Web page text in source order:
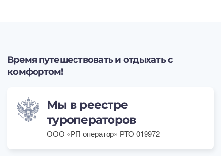
Время путешествовать и отдыхать с
комфортом!
Мы в реестре
туроператоров
ООО «РП оператор» РТО 019972